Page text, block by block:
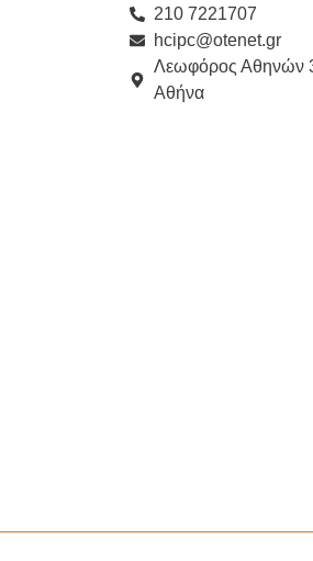
210 7221707
hcipc@otenet.gr
Λεωφόρος Αθηνών
Αθήνα